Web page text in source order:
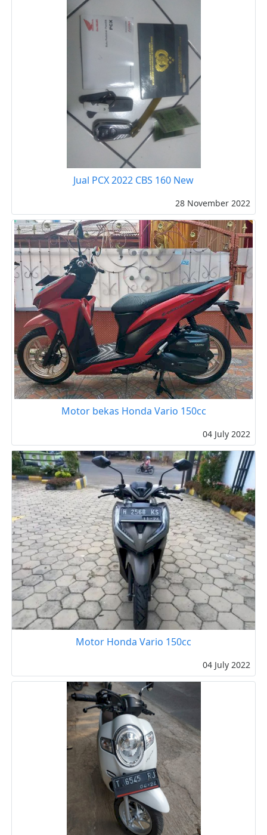
Jual PCX 2022 CBS 160 New
28 November 2022
Motor bekas Honda Vario 150cc
04 July 2022
Motor Honda Vario 150cc
04 July 2022